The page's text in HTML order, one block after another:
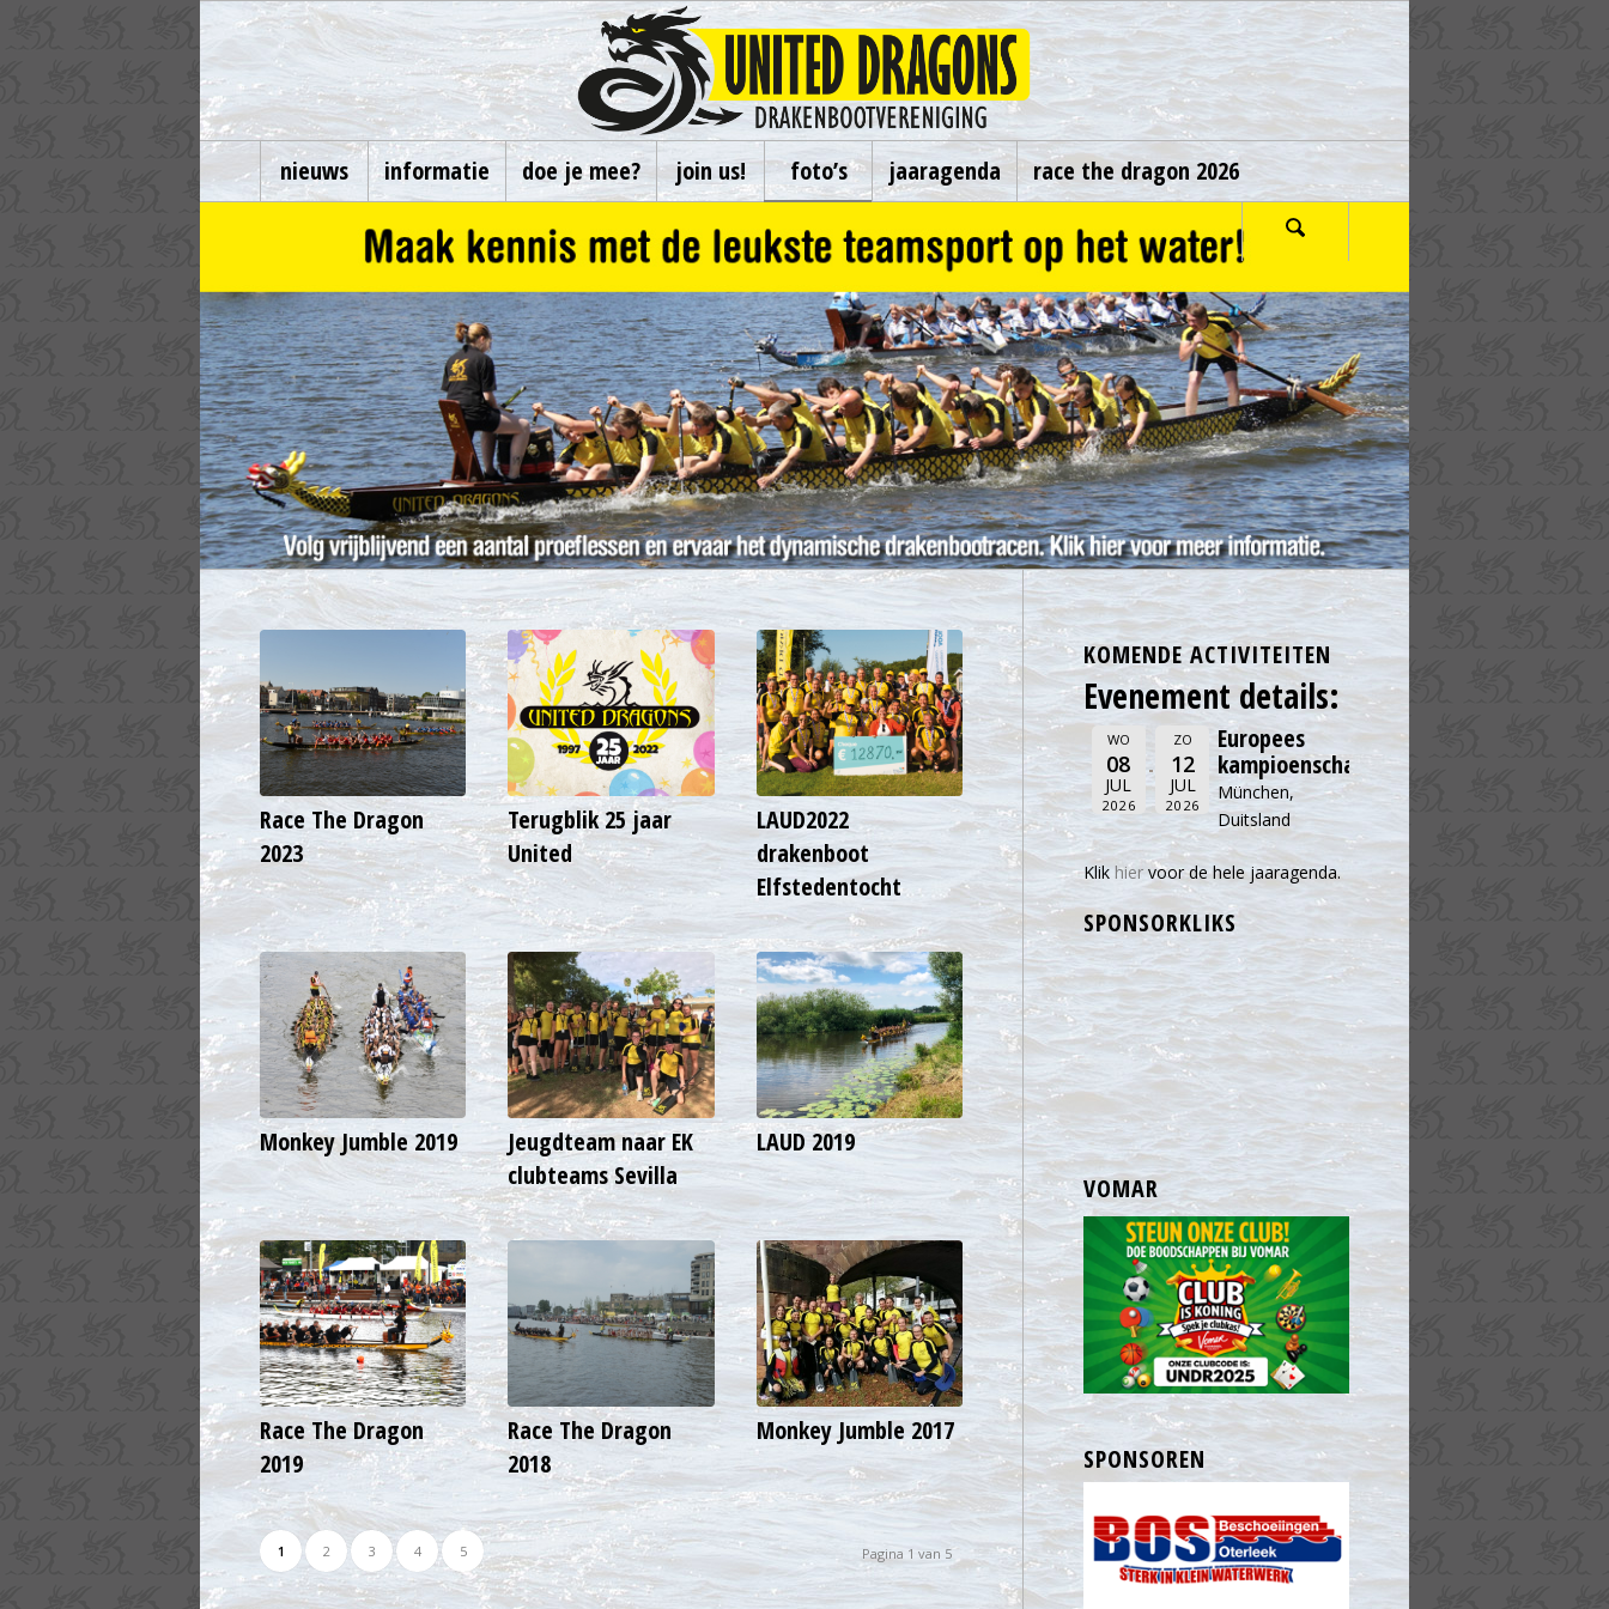
nieuws informatie doe je mee? join us! foto’s jaaragenda race the dragon 2026
Race The Dragon
2023
Terugblik 25 jaar
United
LAUD2022
drakenboot
Elfstedentocht
Monkey Jumble 2019
Jeugdteam naar EK
clubteams Sevilla
LAUD 2019
Race The Dragon
2019
Race The Dragon
2018
Monkey Jumble 2017
Pagina 1 van 5
1 2 3 4 5
KOMENDE ACTIVITEITEN
Evenement details:
WO
08
JUL
2026
ZO
12
JUL
2026
Europees
kampioenschap
München,
Duitsland
Klik hiervoor de hele jaaragenda.
SPONSORKLIKS
VOMAR
SPONSOREN